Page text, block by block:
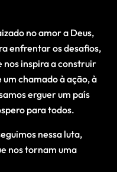
no amor a Deus,
enfrentar os desafios,
nos inspira a construir
chamado à ação, à
erguer um país
para todos.
nessa luta,
nos tornam uma